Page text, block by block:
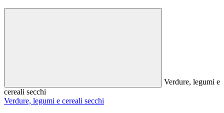
Verdure, legumi e
cereali secchi
Verdure, legumi e cereali secchi